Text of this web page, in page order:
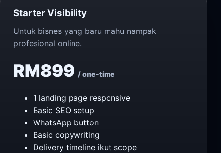
Starter Visibility
Untuk bisnes yang baru mahu nampak
profesional online.
RM899 / one-time
1 landing page responsive
Basic SEO setup
WhatsApp button
Basic copywriting
Delivery timeline ikut scope